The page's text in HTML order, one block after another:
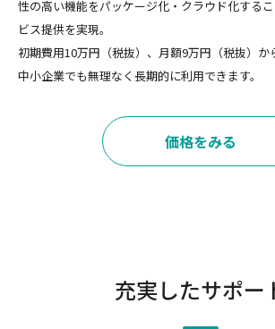
性の高い機能をパッケージ化・クラウド化する
ビス提供を実現。
初期費用10万円（税抜）、月額9万円（税抜）か
中小企業でも無理なく長期的に利用できます。
価格をみる
充実したサポー